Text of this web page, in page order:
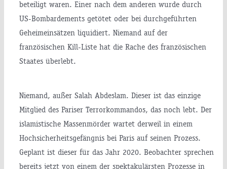
beteiligt waren. Einer nach dem anderen wurde durch
US-Bombardements getötet oder bei durchgeführten
Geheimeinsätzen liquidiert. Niemand auf der
französischen Kill-Liste hat die Rache des französischen
Staates überlebt.
Niemand, außer Salah Abdeslam. Dieser ist das einzige
Mitglied des Pariser Terrorkommandos, das noch lebt. Der
islamistische Massenmörder wartet derweil in einem
Hochsicherheitsgefängnis bei Paris auf seinen Prozess.
Geplant ist dieser für das Jahr 2020. Beobachter sprechen
bereits jetzt von einem der spektakulärsten Prozesse in